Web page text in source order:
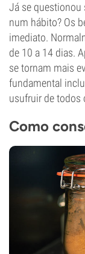
Já se questionou
num hábito? Os
imediato.
de 10 a 14 dias.
se tornam mais
fundamental
usufruir de todos
Como